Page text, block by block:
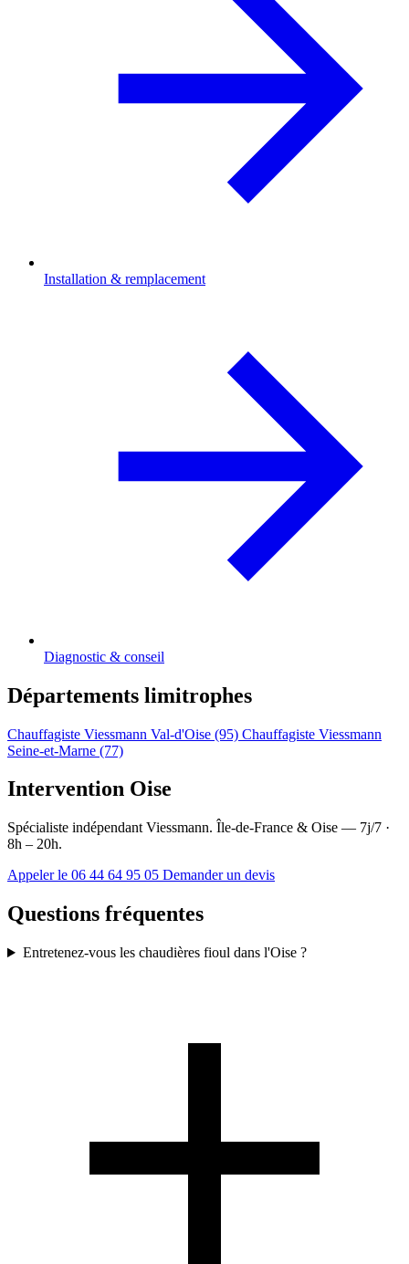
Installation & remplacement
Diagnostic & conseil
Départements limitrophes
Chauffagiste Viessmann Val-d'Oise (95) Chauffagiste Viessmann
Seine-et-Marne (77)
Intervention Oise
Spécialiste indépendant Viessmann. Île-de-France & Oise — 7j/7 ·
8h – 20h.
Appeler le 06 44 64 95 05 Demander un devis
Questions fréquentes
Entretenez-vous les chaudières fioul dans l'Oise ?